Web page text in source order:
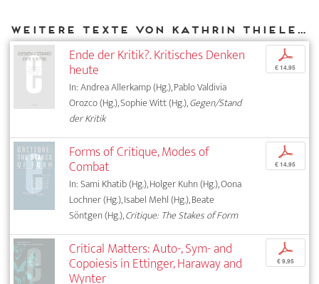
Weitere Texte von Kathrin Thiele bei DIAPHANES
Ende der Kritik?. Kritisches Denken
heute
In: Andrea Allerkamp (Hg.), Pablo Valdivia
Orozco (Hg.), Sophie Witt (Hg.),Gegen/Stand
der Kritik
p
€ 14,95
Forms of Critique, Modes of
Combat
In: Sami Khatib (Hg.), Holger Kuhn (Hg.), Oona
Lochner (Hg.), Isabel Mehl (Hg.), Beate
Söntgen (Hg.),Critique: The Stakes of Form
p
€ 14,95
Critical Matters: Auto-, Sym- and
Copoiesis in Ettinger, Haraway and
Wynter
p
€ 9,95